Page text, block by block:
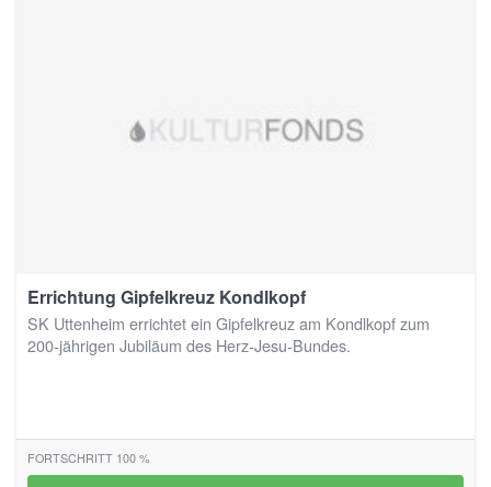
Errichtung Gipfelkreuz Kondlkopf
SK Uttenheim errichtet ein Gipfelkreuz am Kondlkopf zum
200-jährigen Jubiläum des Herz-Jesu-Bundes.
FORTSCHRITT 100 %